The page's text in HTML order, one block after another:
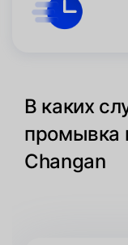
В каких
промывка
Changan